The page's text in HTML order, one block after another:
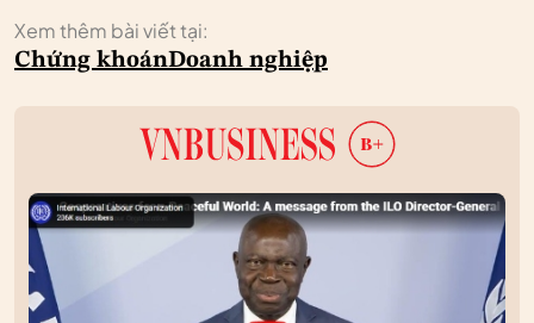
Xem thêm bài viết tại:
Chứng khoánDoanh nghiệp